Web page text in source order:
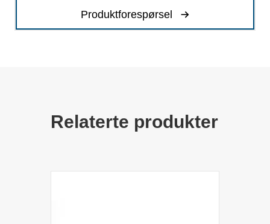
Produktforespørsel
Relaterte produkter